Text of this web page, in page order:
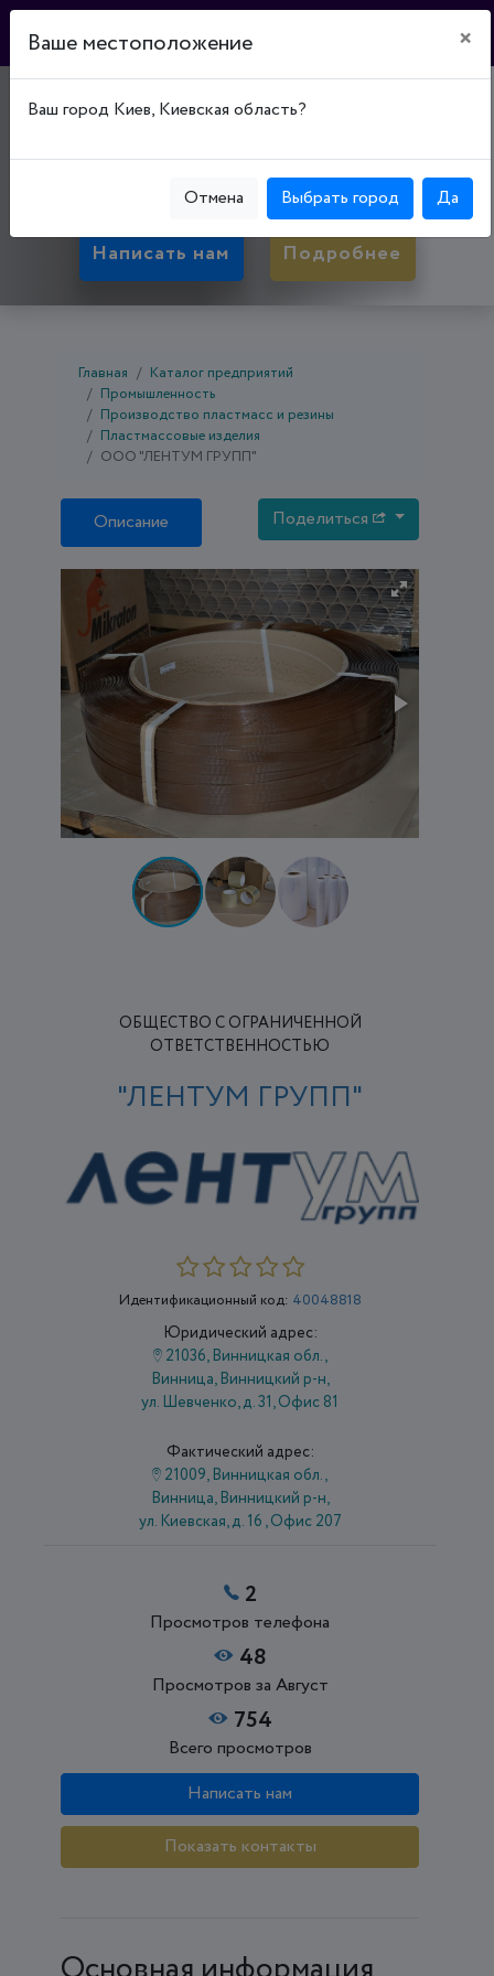
"ЛЕНТУМ ГРУПП"
н, ул. Киевская, д. 16, Офис 207
Написать нам Подробнее
Главная
Каталог предприятий
Промышленность
Производство пластмасс и резины
Пластмассовые изделия
ООО "ЛЕНТУМ ГРУПП"
Описание Поделиться
ОБЩЕСТВО С ОГРАНИЧЕННОЙ
ОТВЕТСТВЕННОСТЬЮ
"ЛЕНТУМ ГРУПП"
Идентификационный код: 40048818
Юридический адрес:
21036, Винницкая обл.,
Винница, Винницкий р-н,
ул. Шевченко, д. 31, Офис 81
Фактический адрес:
21009, Винницкая обл.,
Винница, Винницкий р-н,
ул. Киевская, д. 16 , Офис 207
2
Просмотров телефона
48
Просмотров за Август
754
Всего просмотров
Написать нам
Показать контакты
Ваше местоположение ×
Ваш город Киев, Киевская область?
Отмена Выбрать город Да